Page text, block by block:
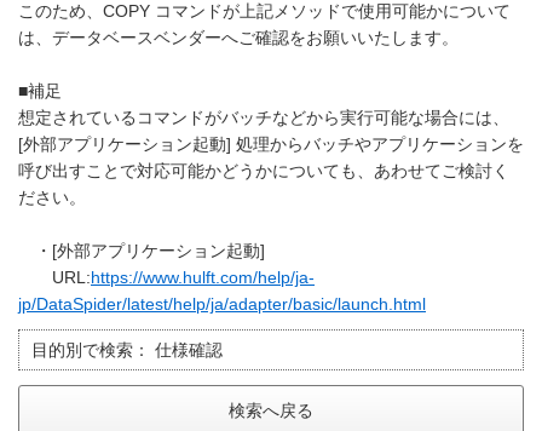
このため、COPY コマンドが上記メソッドで使用可能かについて
は、データベースベンダーへご確認をお願いいたします。
■補足
想定されているコマンドがバッチなどから実行可能な場合には、
[外部アプリケーション起動] 処理からバッチやアプリケーションを
呼び出すことで対応可能かどうかについても、あわせてご検討く
ださい。
・[外部アプリケーション起動]
URL:https://www.hulft.com/help/ja-
jp/DataSpider/latest/help/ja/adapter/basic/launch.html
目的別で検索： 仕様確認
検索へ戻る